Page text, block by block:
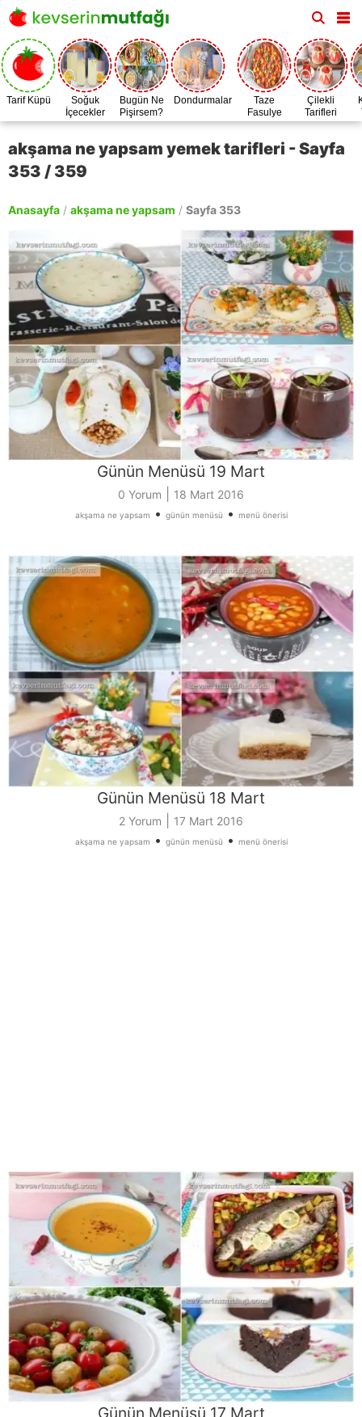
Tarif Küpü
Soğuk
İçecekler
Bugün Ne
Pişirsem?
Dondurmalar
Taze
Fasulye
Zamanı
Çilekli
Tarifleri
akşama ne yapsam yemek tarifleri - Sayfa
353 / 359
Anasayfa / akşama ne yapsam / Sayfa 353
Günün Menüsü 19 Mart
0 Yorum 18 Mart 2016
akşama ne yapsam • günün menüsü • menü önerisi
Günün Menüsü 18 Mart
2 Yorum 17 Mart 2016
akşama ne yapsam • günün menüsü • menü önerisi
Günün Menüsü 17 Mart